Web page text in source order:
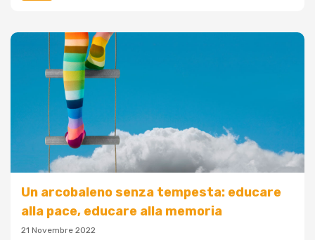
Un arcobaleno senza tempesta: educare
alla pace, educare alla memoria
21 Novembre 2022